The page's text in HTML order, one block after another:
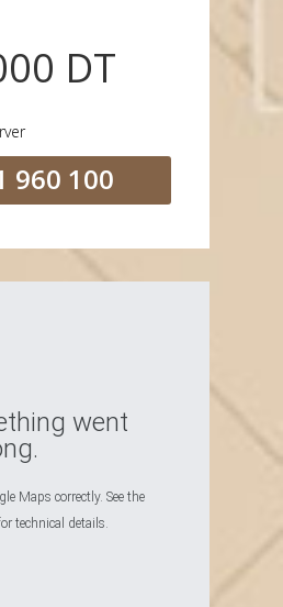
DT
960 100
went
Maps correctly. See the
technical details.